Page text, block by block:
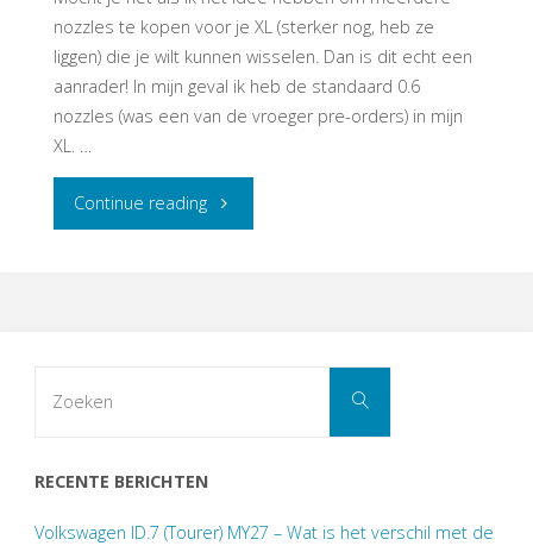
nozzles te kopen voor je XL (sterker nog, heb ze
liggen) die je wilt kunnen wisselen. Dan is dit echt een
aanrader! In mijn geval ik heb de standaard 0.6
nozzles (was een van de vroeger pre-orders) in mijn
XL. …
Continue reading"Snel
Zoeken
RECENTE BERICHTEN
Volkswagen ID.7 (Tourer) MY27 – Wat is het verschil met de